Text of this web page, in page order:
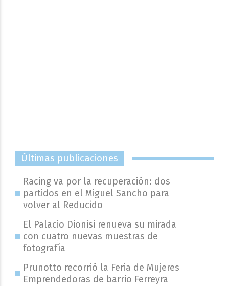
Últimas publicaciones
Racing va por la recuperación: dos
partidos en el Miguel Sancho para
volver al Reducido
El Palacio Dionisi renueva su mirada
con cuatro nuevas muestras de
fotografía
Prunotto recorrió la Feria de Mujeres
Emprendedoras de barrio Ferreyra